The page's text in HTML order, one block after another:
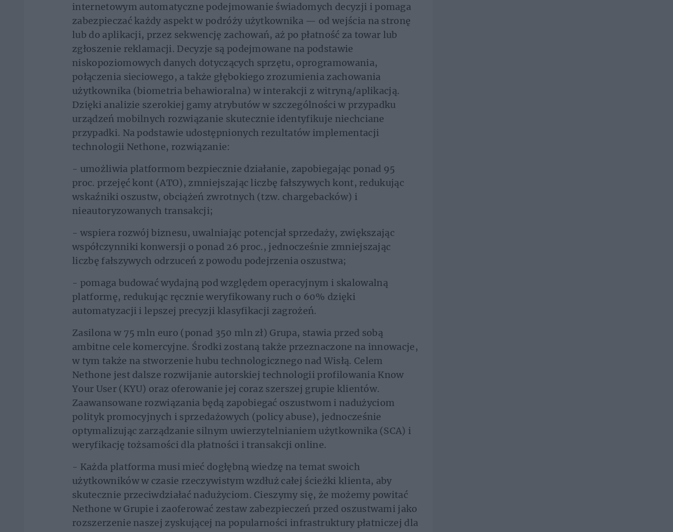
internetowym automatyczne podejmowanie świadomych decyzji i pomaga
zabezpieczać każdy aspekt w podróży użytkownika — od wejścia na stronę
lub do aplikacji, przez sekwencję zachowań, aż po płatność za towar lub
zgłoszenie reklamacji. Decyzje są podejmowane na podstawie
niskopoziomowych danych dotyczących sprzętu, oprogramowania,
połączenia sieciowego, a także głębokiego zrozumienia zachowania
użytkownika (biometria behawioralna) w interakcji z witryną/aplikacją.
Dzięki analizie szerokiej gamy atrybutów w szczególności w przypadku
urządzeń mobilnych rozwiązanie skutecznie identyfikuje niechciane
przypadki. Na podstawie udostępnionych rezultatów implementacji
technologii Nethone, rozwiązanie:
- umożliwia platformom bezpiecznie działanie, zapobiegając ponad 95
proc. przejęć kont (ATO), zmniejszając liczbę fałszywych kont, redukując
wskaźniki oszustw, obciążeń zwrotnych (tzw. chargebacków) i
nieautoryzowanych transakcji;
- wspiera rozwój biznesu, uwalniając potencjał sprzedaży, zwiększając
współczynniki konwersji o ponad 26 proc., jednocześnie zmniejszając
liczbę fałszywych odrzuceń z powodu podejrzenia oszustwa;
- pomaga budować wydajną pod względem operacyjnym i skalowalną
platformę, redukując ręcznie weryfikowany ruch o 60% dzięki
automatyzacji i lepszej precyzji klasyfikacji zagrożeń.
Zasilona w 75 mln euro (ponad 350 mln zł) Grupa, stawia przed sobą
ambitne cele komercyjne. Środki zostaną także przeznaczone na innowacje,
w tym także na stworzenie hubu technologicznego nad Wisłą. Celem
Nethone jest dalsze rozwijanie autorskiej technologii profilowania Know
Your User (KYU) oraz oferowanie jej coraz szerszej grupie klientów.
Zaawansowane rozwiązania będą zapobiegać oszustwom i nadużyciom
polityk promocyjnych i sprzedażowych (policy abuse), jednocześnie
optymalizując zarządzanie silnym uwierzytelnianiem użytkownika (SCA) i
weryfikację tożsamości dla płatności i transakcji online.
- Każda platforma musi mieć dogłębną wiedzę na temat swoich
użytkowników w czasie rzeczywistym wzdłuż całej ścieżki klienta, aby
skutecznie przeciwdziałać nadużyciom. Cieszymy się, że możemy powitać
Nethone w Grupie i zaoferować zestaw zabezpieczeń przed oszustwami jako
rozszerzenie naszej zyskującej na popularności infrastruktury płatniczej dla